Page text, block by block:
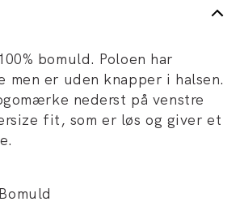
bomuld. Poloen har
men er uden knapper i halsen.
nederst på venstre
fit, som er løs og giver et